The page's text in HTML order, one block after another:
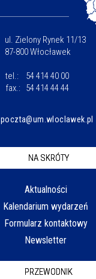
ul. Zielony Rynek 11/13
87-800 Włocławek
tel.:
54 414 40 00
fax.:
54 414 44 44
poczta@um.wloclawek.pl
NA SKRÓTY
Aktualności
Kalendarium wydarzeń
Formularz kontaktowy
Newsletter
PRZEWODNIK